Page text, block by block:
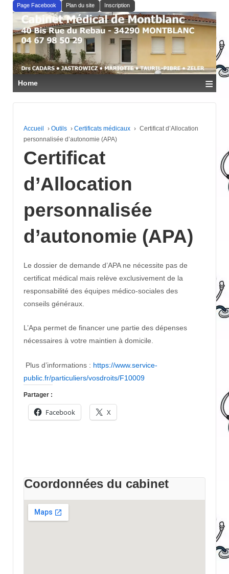
PASSER
CONTENU
PRINCIPAL
Page Facebook Plan du site Inscription
Home ≡
Accueil › Outils › Certificats médicaux › Certificat d’Allocation
personnalisée d’autonomie (APA)
Certificat
d’Allocation
personnalisée
d’autonomie (APA)
Le dossier de demande d’APA ne nécessite pas de
certificat médical mais relève exclusivement de la
responsabilité des équipes médico-sociales des
conseils généraux.
L’Apa permet de financer une partie des dépenses
nécessaires à votre maintien à domicile.
Plus d’informations : https://www.service-
public.fr/particuliers/vosdroits/F10009
Partager :
Facebook X
Coordonnées du cabinet